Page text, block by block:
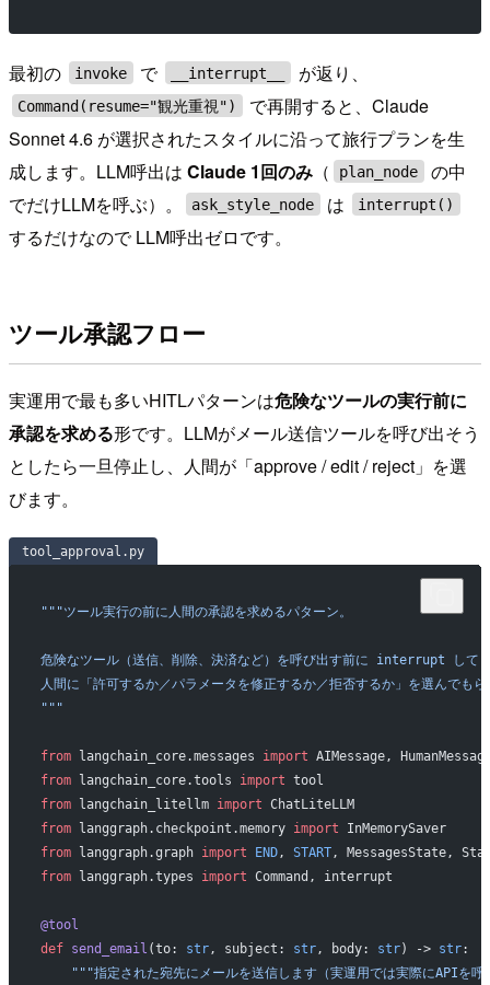
最初の invoke で __interrupt__ が返り、
Command(resume="観光重視")
で再開すると、Claude
Sonnet 4.6 が選択されたスタイルに沿って旅行プランを生
成します。LLM呼出は Claude 1回のみ （ plan_node
の中
でだけLLMを呼ぶ）。
ask_style_node は interrupt()
するだけなので LLM呼出ゼロです。
ツール承認フロー
実運用で最も多いHITLパターンは危険なツールの実行前に
承認を求める形です。LLMがメール送信ツールを呼び出そう
としたら一旦停止し、人間が「approve / edit / reject」を選
びます。
tool_approval.py
"""ツール実行の前に人間の承認を求めるパターン。
危険なツール（送信、削除、決済など）を呼び出す前に interrupt して
人間に「許可するか／パラメータを修正するか／拒否するか」を選んでもら
"""
from langchain_core.messages import AIMessage,
from langchain_core.tools import tool
from langchain_litellm import ChatLiteLLM
from langgraph.checkpoint.memory import InMemorySaver
from langgraph.graph import END, START, MessagesState,
from langgraph.types import Command, interrupt
@tool
def send_email (to: str, subject: str, body: str) -> str:
"""指定された宛先にメールを送信します（実運用では実際にAPIを呼